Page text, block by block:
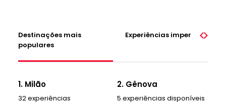
Destinações mais
populares
Experiências imperdíveis
1. Milão
32 experiências
2. Gênova
5 experiências disponíveis